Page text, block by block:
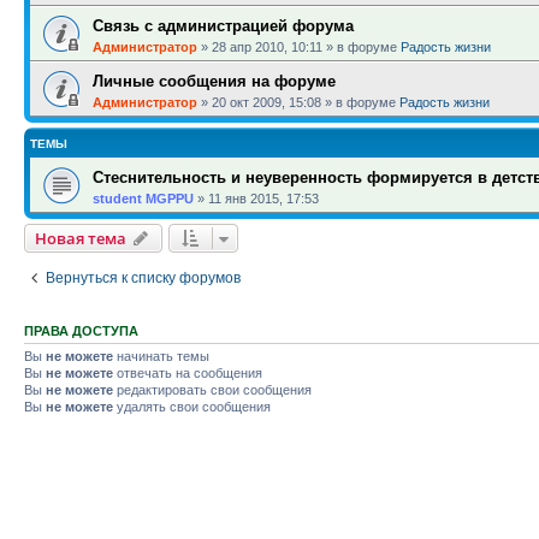
Связь с администрацией форума
Администратор » 28 апр 2010, 10:11 » в форуме Радость жизни
Личные сообщения на форуме
Администратор » 20 окт 2009, 15:08 » в форуме Радость жизни
ТЕМЫ
Стеснительность и неуверенность формируется в
student MGPPU » 11 янв 2015, 17:53
Новая тема
Вернуться к списку форумов
ПРАВА ДОСТУПА
Вы не можете начинать темы
Вы не можете отвечать на сообщения
Вы не можете редактировать свои сообщения
Вы не можете удалять свои сообщения